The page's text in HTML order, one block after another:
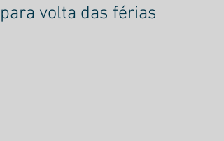
para volta das férias